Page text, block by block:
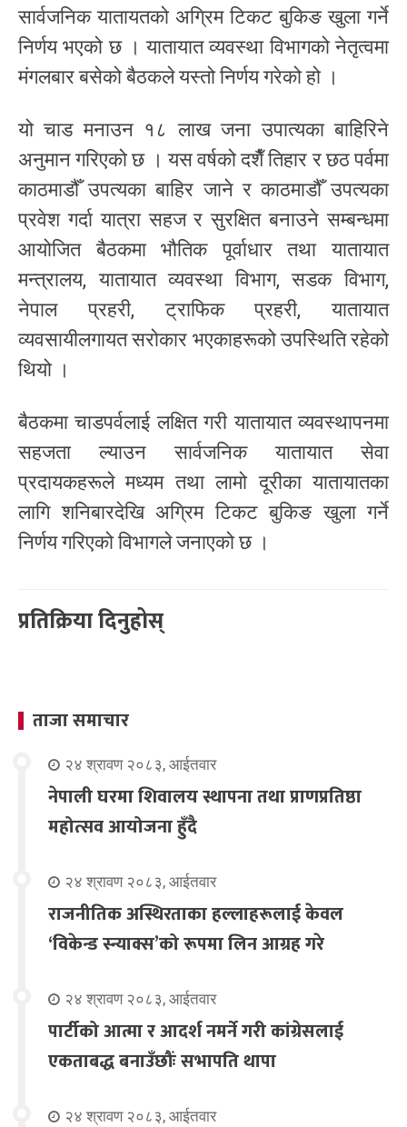
सार्वजनिक यातायतको अग्रिम टिकट बुकिङ खुला गर्ने
निर्णय भएको छ । यातायात व्यवस्था विभागको नेतृत्वमा
मंगलबार बसेको बैठकले यस्तो निर्णय गरेको हो ।
यो चाड मनाउन १८ लाख जना उपात्यका बाहिरिने
अनुमान गरिएको छ । यस वर्षको दशैँ तिहार र छठ पर्वमा
काठमाडौँ उपत्यका बाहिर जाने र काठमाडौँ उपत्यका
प्रवेश गर्दा यात्रा सहज र सुरक्षित बनाउने सम्बन्धमा
आयोजित बैठकमा भौतिक पूर्वाधार तथा यातायात
मन्त्रालय, यातायात व्यवस्था विभाग, सडक विभाग,
नेपाल प्रहरी, ट्राफिक प्रहरी, यातायात
व्यवसायीलगायत सरोकार भएकाहरूको उपस्थिति रहेको
थियो ।
बैठकमा चाडपर्वलाई लक्षित गरी यातायात व्यवस्थापनमा
सहजता ल्याउन सार्वजनिक यातायात सेवा
प्रदायकहरूले मध्यम तथा लामो दूरीका यातायातका
लागि शनिबारदेखि अग्रिम टिकट बुकिङ खुला गर्ने
निर्णय गरिएको विभागले जनाएको छ ।
प्रतिक्रिया दिनुहोस्
ताजा समाचार
२४ श्रावण २०८३, आईतवार
नेपाली घरमा शिवालय स्थापना तथा प्राणप्रतिष्ठा
महोत्सव आयोजना हुँदै
२४ श्रावण २०८३, आईतवार
राजनीतिक अस्थिरताका हल्लाहरूलाई केवल
‘विकेन्ड स्न्याक्स’को रूपमा लिन आग्रह गरे
२४ श्रावण २०८३, आईतवार
पार्टीको आत्मा र आदर्श नमर्ने गरी कांग्रेसलाई
एकताबद्ध बनाउँछौंः सभापति थापा
२४ श्रावण २०८३, आईतवार